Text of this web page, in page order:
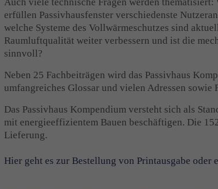
erfüllen Passivhausfenster verschiedenste
welche Systeme des Vollwärmeschutzes sind
Raumluftqualität weiter verbessern und ist die
sinnvoll?
Neben 25 Fachbeiträgen wird das Passivhaus
umfangreiches Glossar und vielen Adressen
Das Passivhaus Kompendium versteht sich als
mit energieeffizientem Bauen beschäftigen. Die
Lieferung.
Hier geht es zur Bestellung von Printausgabe oder